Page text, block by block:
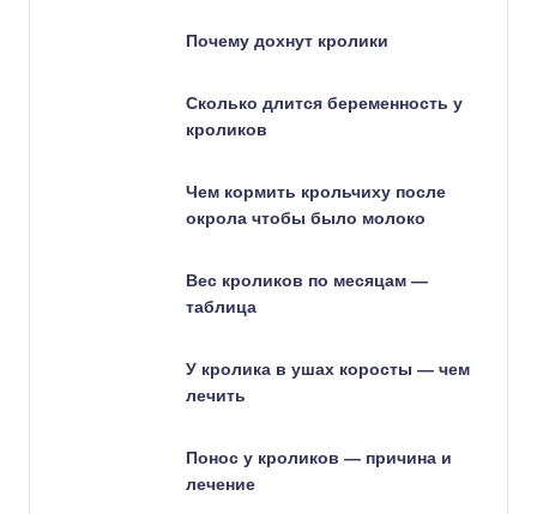
Почему дохнут кролики
Сколько длится беременность у
кроликов
Чем кормить крольчиху после
окрола чтобы было молоко
Вес кроликов по месяцам —
таблица
У кролика в ушах коросты — чем
лечить
Понос у кроликов — причина и
лечение